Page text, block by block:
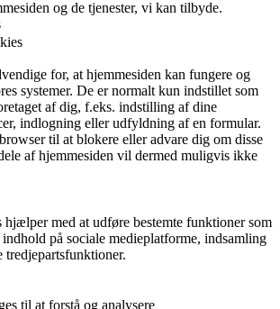
og de tjenester, vi kan tilbyde.
for, at hjemmesiden kan fungere og
systemer. De er normalt kun indstillet som
af dig, f.eks. indstilling af dine
indlogning eller udfyldning af en formular.
til at blokere eller advare dig om disse
af hjemmesiden vil dermed muligvis ikke
med at udføre bestemte funktioner som
på sociale medieplatforme, indsamling
tredjepartsfunktioner.
til at forstå og analysere